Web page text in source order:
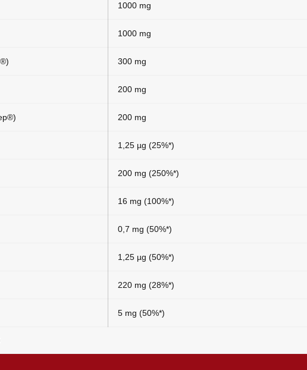
1000 mg
1000 mg
300 mg
200 mg
200 mg
1,25 µg (25%*)
200 mg (250%*)
16 mg (100%*)
0,7 mg (50%*)
1,25 µg (50%*)
220 mg (28%*)
5 mg (50%*)